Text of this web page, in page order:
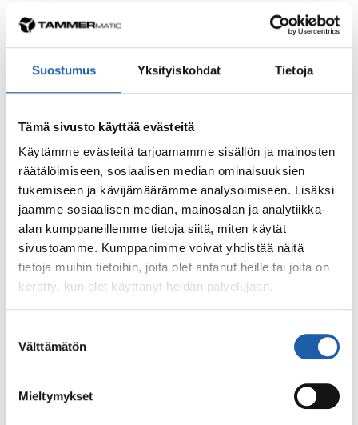
Suostumus Yksityiskohdat Tietoja
Tämä sivusto käyttää evästeitä
Käytämme evästeitä tarjoamamme sisällön ja mainosten
räätälöimiseen, sosiaalisen median ominaisuuksien
tukemiseen ja kävijämäärämme analysoimiseen. Lisäksi
jaamme sosiaalisen median, mainosalan ja analytiikka-
alan kumppaneillemme tietoja siitä, miten käytät
sivustoamme. Kumppanimme voivat yhdistää näitä
tietoja muihin tietoihin, joita olet antanut heille tai joita on
kerätty, kun olet käyttänyt heidän palvelujaan.
valinta
Välttämätön
Mieltymykset
Mikä korkeapainepesutyyppi kannattaa
Oskilloiva LUX on tehokkain korkeapaine ja
parasta pesutulosta hakevan valinta, etenkin
jos harjattomien pesujen osuus on merkittävä.
Turbo on aina turvallinen valinta, koska se
pesee hyvin ja luotettavasti.
Viuhkasuuttimin varustettu PRO on luotettava
peruspesijä ja monen hieman vähemmän tai
vain omaa kalustoa pesevän paikan valinta.
Täysin harjaton pesukone JET valmistetaan
oskilloivana, koska se tarjoaa parhaan